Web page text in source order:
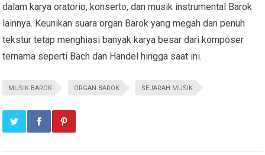
dalam karya oratorio, konserto, dan musik instrumental Barok
lainnya. Keunikan suara organ Barok yang megah dan penuh
tekstur tetap menghiasi banyak karya besar dari komposer
ternama seperti Bach dan Handel hingga saat ini.
MUSIK BAROK ORGAN BAROK SEJARAH MUSIK